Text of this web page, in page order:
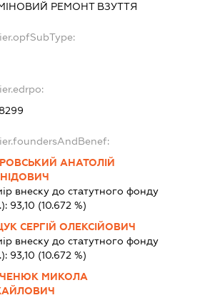
РЕМОНТ ВЗУТТЯ
АНАТОЛІЙ
внеску до статутного фонду
93,10 (10.672 %)
СЕРГІЙ ОЛЕКСІЙОВИЧ
внеску до статутного фонду
93,10 (10.672 %)
МИКОЛА